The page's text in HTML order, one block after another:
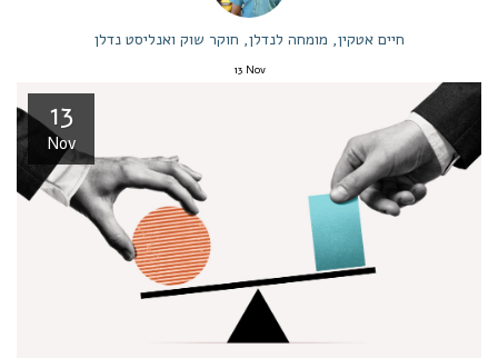
חיים אטקין, מומחה לנדלן, חוקר שוק ואנליסט נדלן
13 Nov
13
Nov